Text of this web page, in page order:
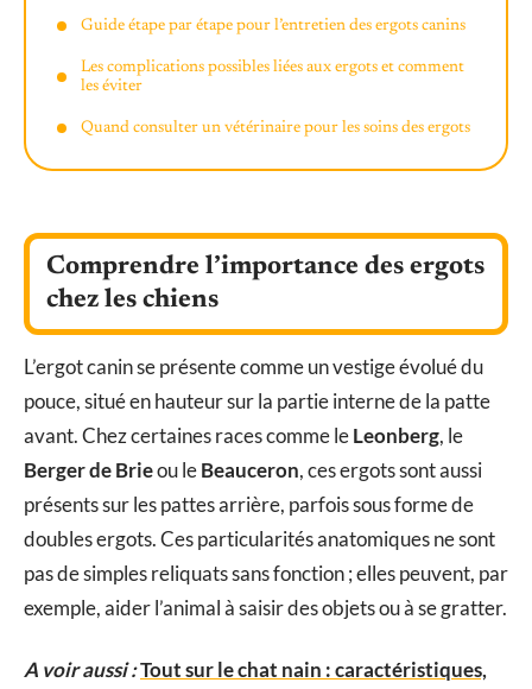
Guide étape par étape pour l’entretien des ergots canins
Les complications possibles liées aux ergots et comment
les éviter
Quand consulter un vétérinaire pour les soins des ergots
Comprendre l’importance des ergots
chez les chiens
L’ergot canin se présente comme un vestige évolué du
pouce, situé en hauteur sur la partie interne de la patte
avant. Chez certaines races comme leLeonberg, le
Berger de Brieou leBeauceron, ces ergots sont aussi
présents sur les pattes arrière, parfois sous forme de
doubles ergots. Ces particularités anatomiques ne sont
pas de simples reliquats sans fonction ; elles peuvent, par
exemple, aider l’animal à saisir des objets ou à se gratter.
A voir aussi :Tout sur le chat nain : caractéristiques,